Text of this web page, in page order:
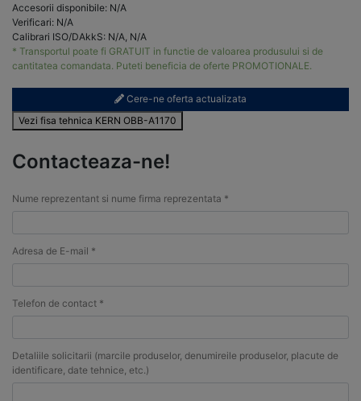
Accesorii disponibile: N/A
Verificari: N/A
Calibrari ISO/DAkkS: N/A, N/A
* Transportul poate fi GRATUIT in functie de valoarea produsului si de
cantitatea comandata. Puteti beneficia de oferte PROMOTIONALE.
Cere-ne oferta actualizata
Vezi fisa tehnica KERN OBB-A1170
Contacteaza-ne!
Nume reprezentant si nume firma reprezentata *
Adresa de E-mail *
Telefon de contact *
Detaliile solicitarii (marcile produselor, denumireile produselor, placute de
identificare, date tehnice, etc.)